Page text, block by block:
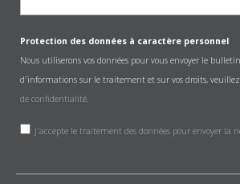
Protection des données à caractère personnel
Nous utiliserons vos données pour vous envoyer le
d'informations sur le traitement et sur vos droits,
de confidentialité.
J'accepte le traitement des données pour envoyer la